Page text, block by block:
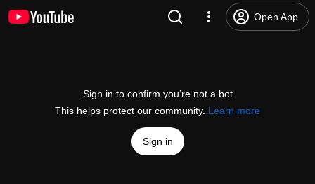
Open App
Sign in to confirm you’re not a bot
This helps protect our community. Learn more
Sign in